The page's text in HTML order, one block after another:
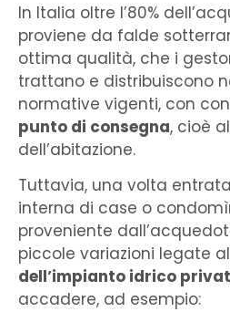
In Italia oltre l’80%
proviene da falde
ottima qualità, che i
trattano e distribuiscono
normative vigenti, con
punto di consegna, cioè
dell’abitazione.
Tuttavia, una volta
interna di case o
proveniente
piccole variazioni legate
dell’impianto idrico
accadere, ad esempio: